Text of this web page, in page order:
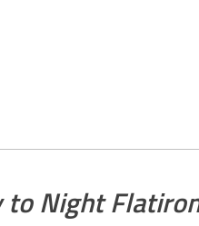
Night